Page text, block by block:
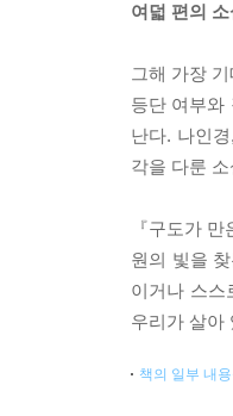
여덟 편의
그해 가장
등단 여부와
난다. 나인
각을 다룬
『구도가
원의 빛을
이거나 스스
우리가 살아
책의 일부 내